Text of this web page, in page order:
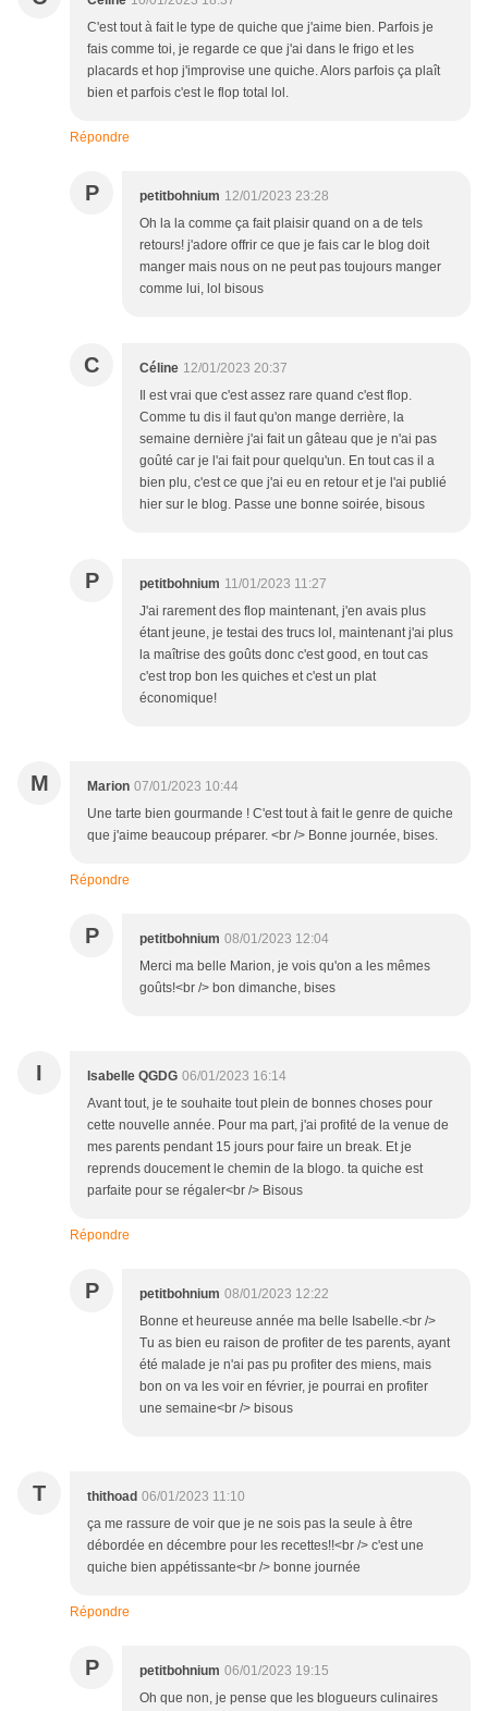
C'est tout à fait le type de quiche que j'aime bien. Parfois je
fais comme toi, je regarde ce que j'ai dans le frigo et les
placards et hop j'improvise une quiche. Alors parfois ça plaît
bien et parfois c'est le flop total lol.
Répondre
P petitbohnium 12/01/2023 23:28
Oh la la comme ça fait plaisir quand on a de tels
retours! j'adore offrir ce que je fais car le blog doit
manger mais nous on ne peut pas toujours manger
comme lui, lol bisous
C Céline 12/01/2023 20:37
Il est vrai que c'est assez rare quand c'est flop.
Comme tu dis il faut qu'on mange derrière, la
semaine dernière j'ai fait un gâteau que je n'ai pas
goûté car je l'ai fait pour quelqu'un. En tout cas il a
bien plu, c'est ce que j'ai eu en retour et je l'ai publié
hier sur le blog. Passe une bonne soirée, bisous
P petitbohnium 11/01/2023 11:27
J'ai rarement des flop maintenant, j'en avais plus
étant jeune, je testai des trucs lol, maintenant j'ai plus
la maîtrise des goûts donc c'est good, en tout cas
c'est trop bon les quiches et c'est un plat
économique!
M Marion 07/01/2023 10:44
Une tarte bien gourmande ! C'est tout à fait le genre de quiche
que j'aime beaucoup préparer. <br /> Bonne journée, bises.
Répondre
P petitbohnium 08/01/2023 12:04
Merci ma belle Marion, je vois qu'on a les mêmes
goûts!<br /> bon dimanche, bises
I Isabelle QGDG 06/01/2023 16:14
Avant tout, je te souhaite tout plein de bonnes choses pour
cette nouvelle année. Pour ma part, j'ai profité de la venue de
mes parents pendant 15 jours pour faire un break. Et je
reprends doucement le chemin de la blogo. ta quiche est
parfaite pour se régaler<br /> Bisous
Répondre
P petitbohnium 08/01/2023 12:22
Bonne et heureuse année ma belle Isabelle.<br />
Tu as bien eu raison de profiter de tes parents, ayant
été malade je n'ai pas pu profiter des miens, mais
bon on va les voir en février, je pourrai en profiter
une semaine<br /> bisous
T thithoad 06/01/2023 11:10
ça me rassure de voir que je ne sois pas la seule à être
débordée en décembre pour les recettes!!<br /> c'est une
quiche bien appétissante<br /> bonne journée
Répondre
P petitbohnium 06/01/2023 19:15
Oh que non, je pense que les blogueurs culinaires